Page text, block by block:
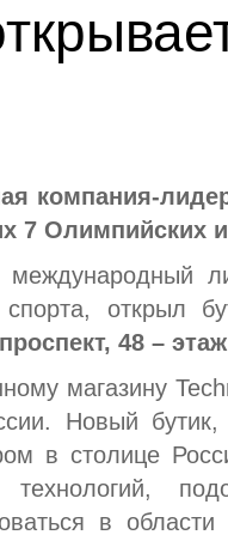
компания-
7 Олимпийских
международный
открыл
48 –
магазину
Новый
в столице
технологий,
в